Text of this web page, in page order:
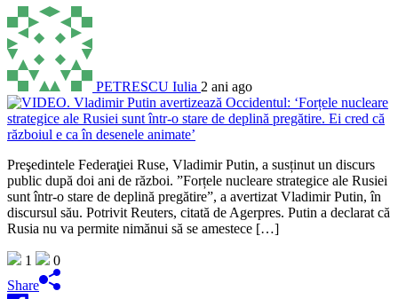
PETRESCU Iulia 2 ani ago
Preşedintele Federaţiei Ruse, Vladimir Putin, a susținut un discurs
public după doi ani de război. ”Forțele nucleare strategice ale Rusiei
sunt într-o stare de deplină pregătire”, a avertizat Vladimir Putin, în
discursul său. Potrivit Reuters, citată de Agerpres. Putin a declarat că
Rusia nu va permite nimănui să se amestece […]
1
0
Share